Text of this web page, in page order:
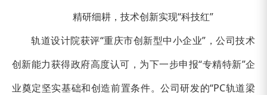
精研细耕，技术创新实现“科技红”
轨道设计院获评“重庆市创新型中小企业”，公司技术
创新能力获得政府高度认可，为下一步申报“专精特新”企
业奠定坚实基础和创造前置条件。公司研发的“PC轨道梁